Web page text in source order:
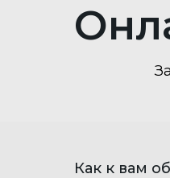
Как к вам